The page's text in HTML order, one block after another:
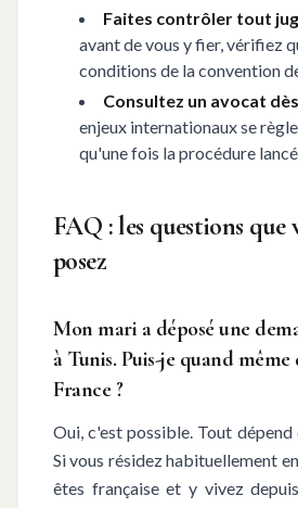
Faites contrôler tout
avant de vous y fier, vérifiez
conditions de la convention
Consultez un avocat
enjeux internationaux se
qu'une fois la procédure
FAQ : les questions que
posez
Mon mari a déposé une
à Tunis. Puis-je quand
France ?
Oui, c'est possible. Tout
Si vous résidez habituellement
êtes française et y vivez